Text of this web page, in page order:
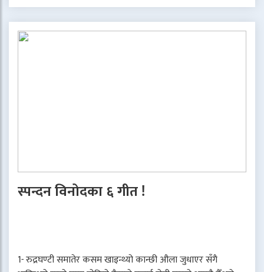
स्पन्दन विनोदका ६ गीत !
1- रुद्रघण्टी समातेर कसम खाइन्थ्यो कान्छी औला जुधाएर सँगै